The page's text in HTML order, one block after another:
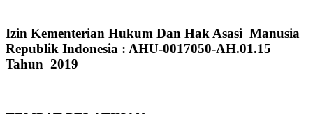
Izin Kementerian Hukum Dan Hak Asasi Manusia
Republik Indonesia : AHU-0017050-AH.01.15
Tahun 2019